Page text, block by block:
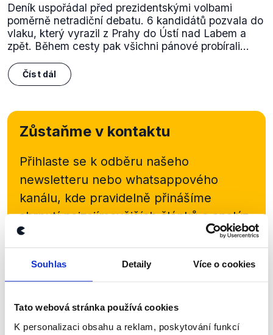
Souhlas Detaily Více o cookies
Tato webová stránka používá cookies
K personalizaci obsahu a reklam, poskytování funkcí
Deník uspořádal před prezidentskými volbami
poměrně netradiční debatu. 6 kandidátů pozvala do
vlaku, který vyrazil z Prahy do Ústí nad Labem a
zpět. Během cesty pak všichni pánové probírali...
Číst dál
Zůstaňme v kontaktu
Přihlaste se k odběru našeho
newsletteru nebo whatsappového
kanálu, kde pravidelně přinášíme
shrnutí nejzajímavějších článků a analýz.
Začněte nás odebírat, a mějte tak
přehled o tom, jaké dezinformace a
nepravdy se zrovna v Česku šíří.
Newsletter WhatsApp